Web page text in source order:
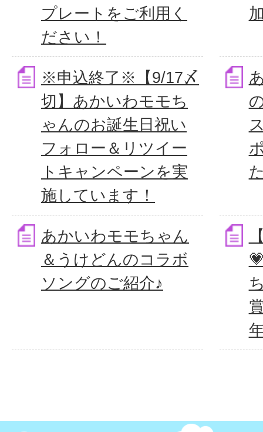
プレートをご利用く
ださい！
※申込終了※【9/17〆
切】あかいわモモち
ゃんのお誕生日祝い
フォロー＆リツイー
トキャンペーンを実
施しています！
あかいわモモちゃん
＆うけどんのコラボ
ソングのご紹介♪